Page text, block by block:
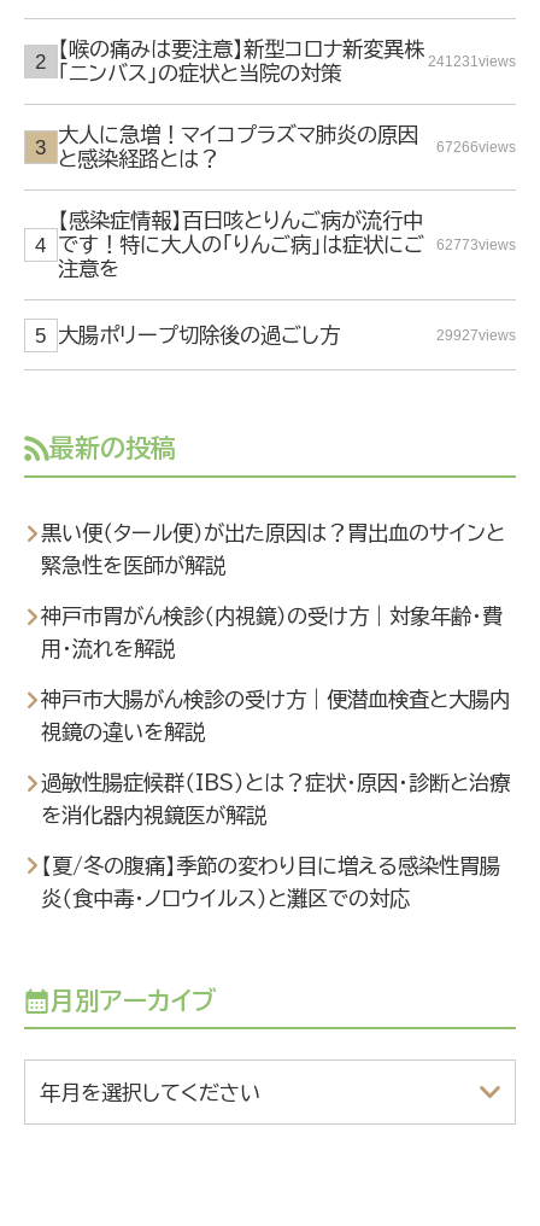
【喉の痛みは要注意】新型コロナ新変異株
「ニンバス」の症状と当院の対策
241231views
大人に急増！マイコプラズマ肺炎の原因
と感染経路とは？
67266views
【感染症情報】百日咳とりんご病が流行中
です！特に大人の「りんご病」は症状にご
注意を
62773views
大腸ポリープ切除後の過ごし方 29927views
最新の投稿
黒い便（タール便）が出た原因は？胃出血のサインと
緊急性を医師が解説
神戸市胃がん検診（内視鏡）の受け方｜対象年齢・費
用・流れを解説
神戸市大腸がん検診の受け方｜便潜血検査と大腸内
視鏡の違いを解説
過敏性腸症候群（IBS）とは？症状・原因・診断と治療
を消化器内視鏡医が解説
【夏/冬の腹痛】季節の変わり目に増える感染性胃腸
炎（食中毒・ノロウイルス）と灘区での対応
月別アーカイブ
年月を選択してください